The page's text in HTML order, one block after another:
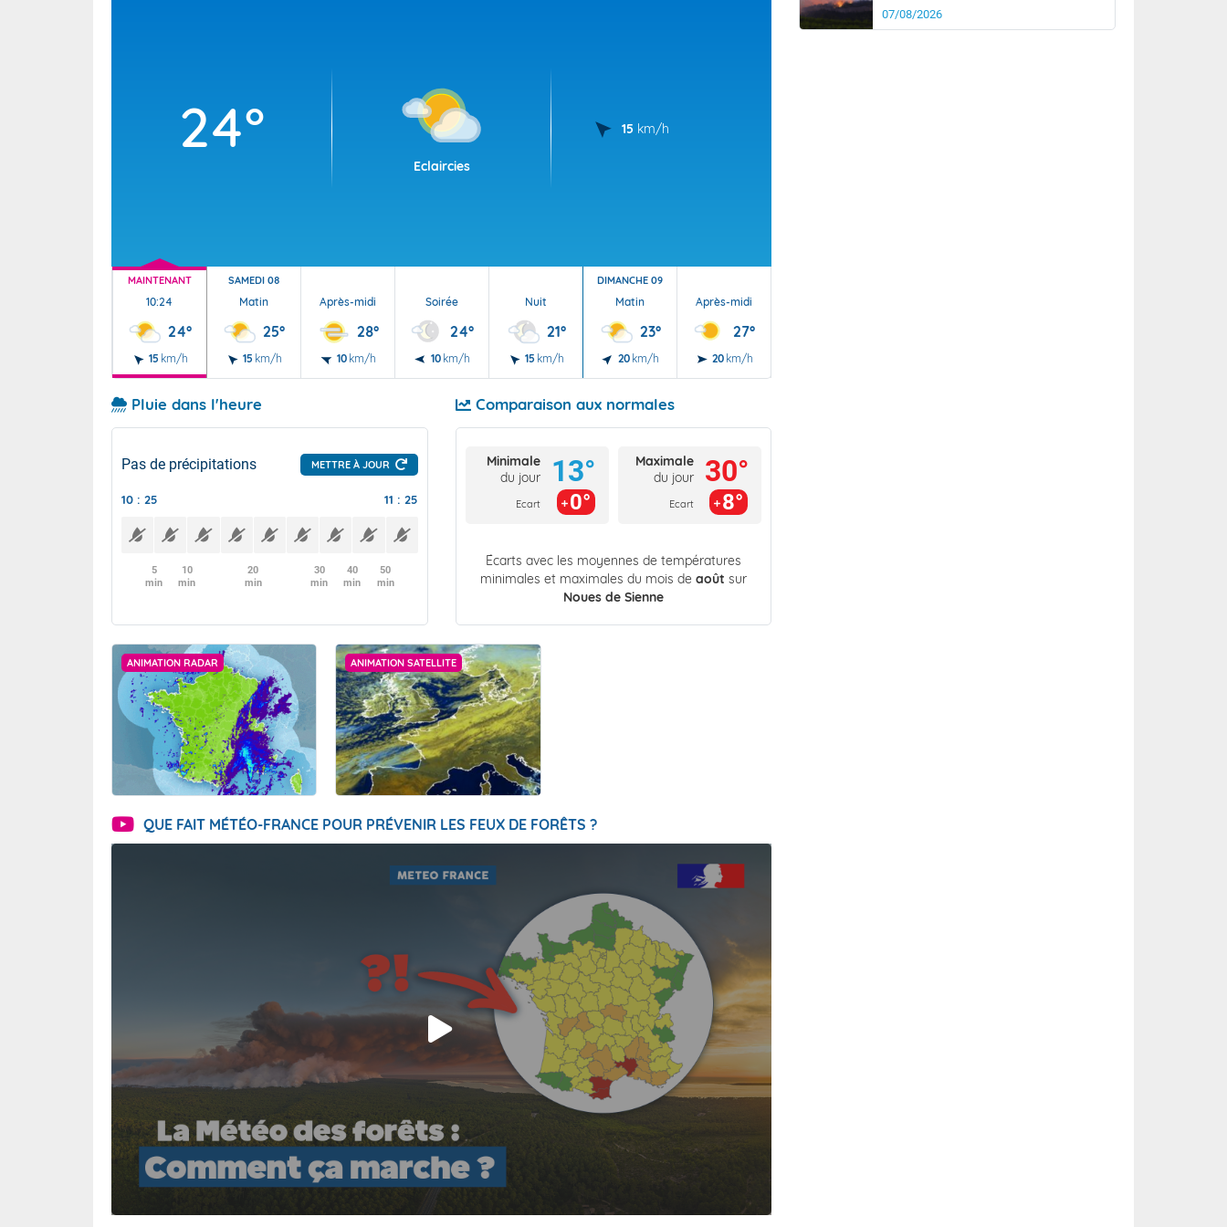
24°
Eclaircies
15 km/h
MAINTENANT
10:24
24°
15 km/h
SAMEDI 08
Matin
25°
15 km/h
Après-midi
28°
10 km/h
Soirée
24°
10 km/h
Nuit
21°
15 km/h
DIMANCHE 09
Matin
23°
20 km/h
Après-midi
27°
20 km/h
Pluie dans l'heure
Pas de précipitations METTRE À JOUR
10 : 25 11 : 25
5
min
10
min
20
min
30
min
40
min
50
min
Comparaison aux normales
Minimale
du jour
Ecart
13°
0°
Maximale
du jour
Ecart
30°
8°
Écarts avec les moyennes de températures
minimales et maximales du mois de août sur
Noues de Sienne
ANIMATION RADAR ANIMATION SATELLITE
QUE FAIT MÉTÉO-FRANCE POUR PRÉVENIR LES FEUX DE FORÊTS ?
07/08/2026